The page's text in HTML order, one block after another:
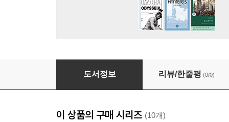
논어집주상설 1
도서정보 리뷰/한줄평 (0/0)
이 상품의 구매 시리즈 (10개)